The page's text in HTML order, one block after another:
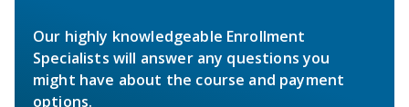
Our highly knowledgeable Enrollment
Specialists will answer any questions you
might have about the course and payment
options.